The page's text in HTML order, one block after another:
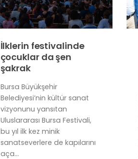
İlklerin festivalinde
çocuklar da şen
şakrak
Bursa Büyükşehir
Belediyesi’nin kültür sanat
vizyonunu yansıtan
Uluslararası Bursa Festivali,
bu yıl ilk kez minik
sanatseverlere de kapılarını
aça...